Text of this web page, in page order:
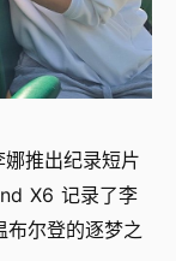
推出纪录短片
X6 记录了李
布尔登的逐梦之